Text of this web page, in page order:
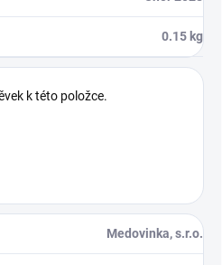
0.15 kg
k této položce.
Medovinka, s.r.o.